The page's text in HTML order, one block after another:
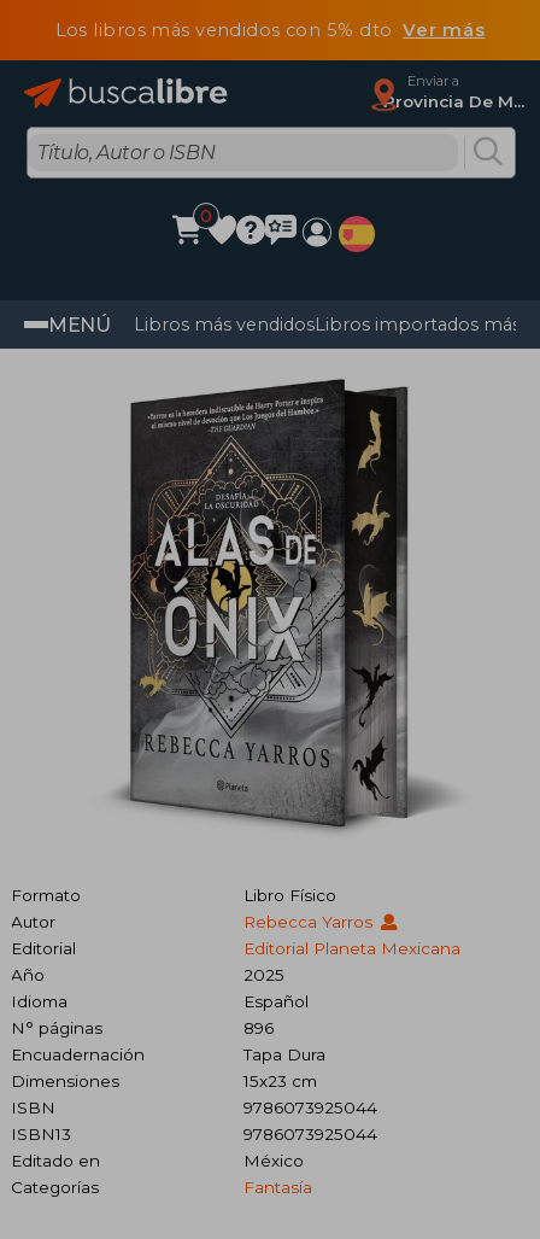
Los libros más vendidos con 5% dtoVer más
Enviar a
Provincia De Madrid
0
MENÚ Libros más vendidosLibros importados más
Formato
Libro Físico
Autor
Rebecca Yarros
Editorial
Editorial Planeta Mexicana
Año
2025
Idioma
Español
N° páginas
896
Encuadernación
Tapa Dura
Dimensiones
15x23 cm
ISBN
9786073925044
ISBN13
9786073925044
Editado en
México
Categorías
Fantasía